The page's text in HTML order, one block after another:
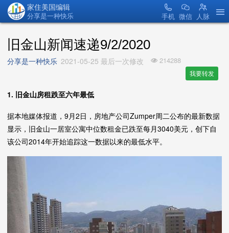
家住美国编辑
分享是一种快乐 手机 微信 人脉
旧金山新闻速递9/2/2020
分享是一种快乐 2021-05-25 最后一次修改 214288
我要转发
1. 旧金山房租跌至六年最低
据本地媒体报道，9月2日，房地产公司Zumper周二公布的最新数据
显示，旧金山一居室公寓中位数租金已跌至每月3040美元，创下自
该公司2014年开始追踪这一数据以来的最低水平。